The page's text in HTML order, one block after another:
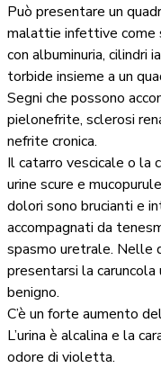
Può presentare un
malattie infettive come
con albuminuria, cilindri
torbide insieme a un
Segni che possono
pielonefrite, sclerosi
nefrite cronica.
Il catarro vescicale o la
urine scure e
dolori sono brucianti e
accompagnati da
spasmo uretrale. Nelle
presentarsi la
benigno.
C’è un forte aumento
L’urina è alcalina e la
odore di violetta.